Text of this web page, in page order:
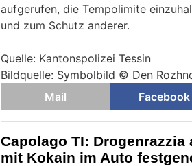
aufgerufen, die Tempolimite
und zum Schutz anderer.
Quelle: Kantonspolizei Tessin
Bildquelle: Symbolbild © Den
Mail
Facebook
Capolago TI: Drogenrazzia
mit Kokain im Auto